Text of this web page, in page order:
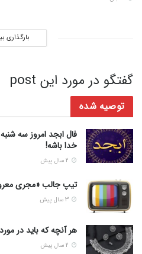
بارگذاری
گفتگو در مورد این post
توصیه شده
خدا باشه!
تیپ جالب «مجری
هر آنچه که باید در